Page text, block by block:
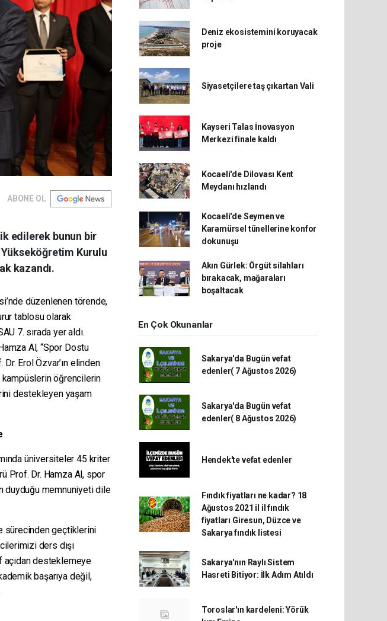
ABONE OL
edilerek bunun bir
Kurulu
kazandı.
düzenlenen törende,
tablosu olarak
7. sırada yer aldı.
Al, “Spor Dostu
Erol Özvar’ın elinden
kampüslerin öğrencilerin
destekleyen yaşam
üniversiteler 45 kriter
Prof. Dr. Hamza Al, spor
duyduğu memnuniyeti dile
sürecinden geçtiklerini
ders dışı
desteklemeye
başarıya değil,
Deniz ekosistemini koruyacak
proje
Siyasetçilere taş çıkartan Vali
Kayseri Talas İnovasyon
Merkezi finale kaldı
Kocaeli'de Dilovası Kent
Meydanı hızlandı
Kocaeli'de Seymen ve
Karamürsel tünellerine konfor
dokunuşu
Akın Gürlek: Örgüt silahları
bırakacak, mağaraları
boşaltacak
En Çok Okunanlar
Sakarya'da Bugün vefat
edenler( 7 Ağustos 2026)
Sakarya'da Bugün vefat
edenler( 8 Ağustos 2026)
Hendek'te vefat edenler
Fındık fiyatları ne kadar? 18
Ağustos 2021 il il fındık
fiyatları Giresun, Düzce ve
Sakarya fındık listesi
Sakarya'nın Raylı Sistem
Hasreti Bitiyor: İlk Adım Atıldı
Toroslar'ın kardeleni: Yörük